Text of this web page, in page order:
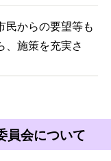
民からの要望等も
、施策を充実さ
員会について